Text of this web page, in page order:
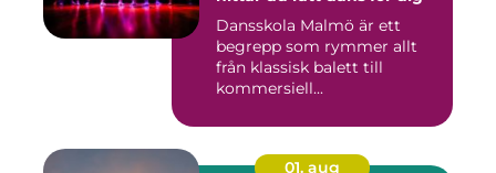
Dansskola Malmö är ett
begrepp som rymmer allt
från klassisk balett till
kommersiell...
01. aug